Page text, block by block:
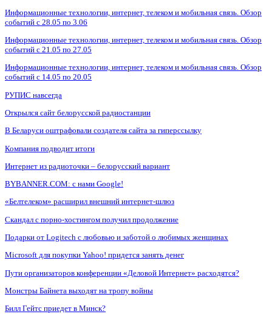
Информационные технологии, интернет, телеком и мобильная связь. Обзор
событий с 28.05 по 3.06
Информационные технологии, интернет, телеком и мобильная связь. Обзор
событий с 21.05 по 27.05
Информационные технологии, интернет, телеком и мобильная связь. Обзор
событий с 14.05 по 20.05
РУПИС навсегда
Открылся сайт белорусской радиостанции
В Беларуси оштрафовали создателя сайта за гиперссылку
Компания подводит итоги
Интернет из радиоточки – белорусский вариант
BYBANNER.COM: c нами Google!
«Белтелеком» расширил внешний интернет-шлюз
Скандал с порно-хостингом получил продолжение
Подарки от Logitech с любовью и заботой о любимых женщинах
Microsoft для покупки Yahoo! придется занять денег
Пути организаторов конференции «Деловой Интернет» расходятся?
Монстры Байнета выходят на тропу войны
Билл Гейтс приедет в Минск?